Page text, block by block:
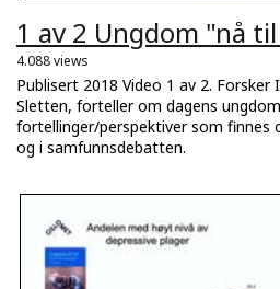
1 av 2 Ungdom "nå
4.088 views
Publisert 2018 Video 1 av 2. Forsker
Sletten, forteller om dagens
fortellinger/perspektiver som finnes
og i samfunnsdebatten.